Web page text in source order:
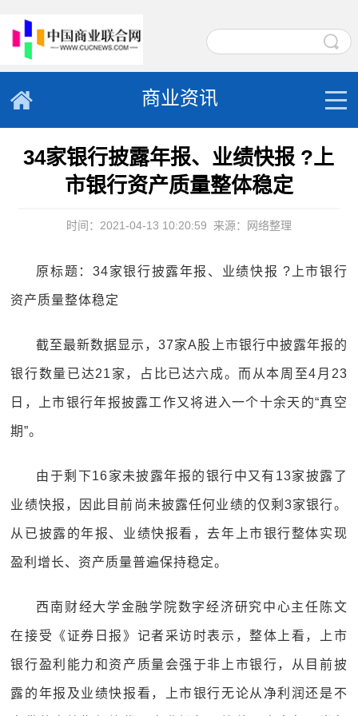
商业资讯
34家银行披露年报、业绩快报 ?上
市银行资产质量整体稳定
时间：2021-04-13 10:20:59 来源：网络整理
原标题：34家银行披露年报、业绩快报 ?上市银行
资产质量整体稳定
截至最新数据显示，37家A股上市银行中披露年报的
银行数量已达21家，占比已达六成。而从本周至4月23
日，上市银行年报披露工作又将进入一个十余天的“真空
期”。
由于剩下16家未披露年报的银行中又有13家披露了
业绩快报，因此目前尚未披露任何业绩的仅剩3家银行。
从已披露的年报、业绩快报看，去年上市银行整体实现
盈利增长、资产质量普遍保持稳定。
西南财经大学金融学院数字经济研究中心主任陈文
在接受《证券日报》记者采访时表示，整体上看，上市
银行盈利能力和资产质量会强于非上市银行，从目前披
露的年报及业绩快报看，上市银行无论从净利润还是不